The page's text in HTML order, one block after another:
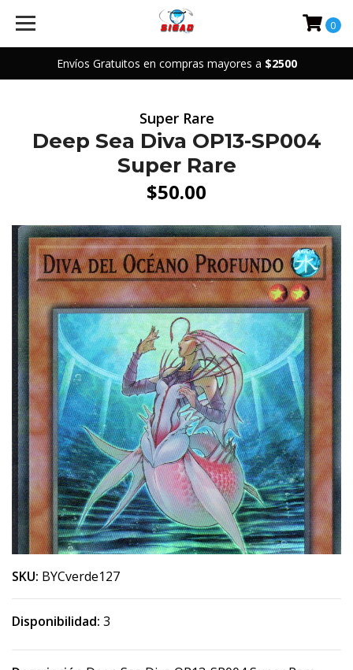
Envíos Gratuitos en compras mayores a $2500
0
Super Rare
Deep Sea Diva OP13-SP004
Super Rare
$50.00
SKU: BYCverde127
Disponibilidad: 3